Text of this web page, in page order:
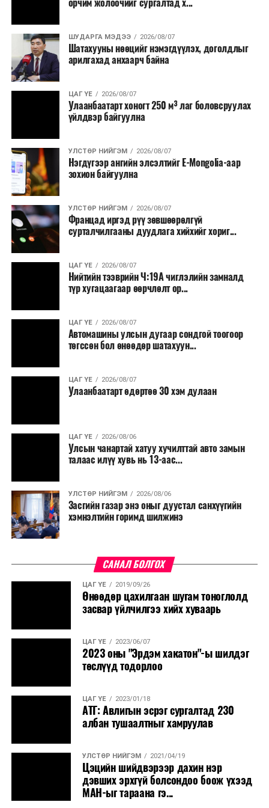
наймдугаар сард багтаан бэлэн болгоно. Монголбанк
болон арилжааны банкуудтай хамтран стратегийн
бүтээгдэхүүний нөөц бүрдүүлэх, хадгалах, түгээх,
борлуулах бүх шатанд цахим төлбөрийн баримт
үйлдэж, бүртгэлийг ил тод болгох юм.
2026 оны намар бэлтгэж, 2027 оны хавар худалдаанд
Засаг дарга Б.Пүрэвдагваг онцгойлон анхаарч
ажиллахыг Ерөнхий сайд үүрэг болгожээ.
Нөөцийн махыг цахим системд бүртгэснээр мах
бэлтгэлийн явц, нөөцийн үлдэгдэл ил тод болно. Мөн
хөнгөлөлттэй зээлийг зориулалтын бусаар ашиглах
явдлыг таслан зогсоох, хүртээмжийг нэмэгдүүлэх,
өрсөлдөөнийг бий болгох боломжтой гэж үзжээ.
Иргэд агуулах, үйлдвэрээс махаа шууд худалдан авах,
малчид системээр дамжуулан бүтээгдэхүүнээ
Түүнчлэн түлш, улаанбуудай, хүнсний ногооны нөөц
бүрдүүлэх зоорь, агуулах барих аж ахуйн нэгжүүдэд
орчим жолоочийг сургалтад х...
ШУДАРГА МЭДЭЭ 2026/08/07
Шатахууны нөөцийг нэмэгдүүлэх, доголдлыг
арилгахад анхаарч байна
ЦАГ ҮЕ 2026/08/07
Улаанбаатарт хоногт 250 м³ лаг боловсруулах
үйлдвэр байгуулна
УЛСТӨР НИЙГЭМ 2026/08/07
Нэгдүгээр ангийн элсэлтийг E-Mongolia-аар
зохион байгуулна
УЛСТӨР НИЙГЭМ 2026/08/07
Францад иргэд рүү зөвшөөрөлгүй
сурталчилгааны дуудлага хийхийг хориг...
ЦАГ ҮЕ 2026/08/07
Нийтийн тээврийн Ч:19А чиглэлийн замналд
түр хугацаагаар өөрчлөлт ор...
ЦАГ ҮЕ 2026/08/07
Автомашины улсын дугаар сондгой тоогоор
төгссөн бол өнөөдөр шатахуун...
ЦАГ ҮЕ 2026/08/07
Улаанбаатарт өдөртөө 30 хэм дулаан
ЦАГ ҮЕ 2026/08/06
Улсын чанартай хатуу хучилттай авто замын
талаас илүү хувь нь 13-аас...
УЛСТӨР НИЙГЭМ 2026/08/06
Засгийн газар энэ оныг дуустал санхүүгийн
хэмнэлтийн горимд шилжинэ
САНАЛ БОЛГОХ
ЦАГ ҮЕ 2019/09/26
Өнөөдөр цахилгаан шугам тоноглолд
засвар үйлчилгээ хийх хуваарь
ЦАГ ҮЕ 2023/06/07
2023 оны "Эрдэм хакатон"-ы шилдэг
төслүүд тодорлоо
ЦАГ ҮЕ 2023/01/18
АТГ: Авлигын эсрэг сургалтад 230
албан тушаалтныг хамруулав
УЛСТӨР НИЙГЭМ 2021/04/19
Цэцийн шийдвэрээр дахин нэр
дэвших эрхгүй болсондоо боож үхээд
МАН-ыг тараана гэ...